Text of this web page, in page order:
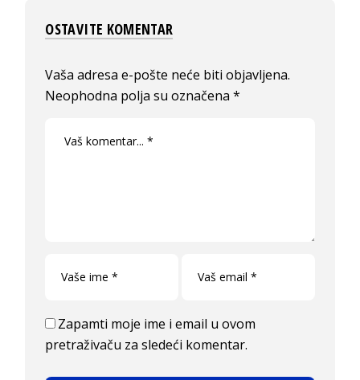
OSTAVITE KOMENTAR
Vaša adresa e-pošte neće biti objavljena.
Neophodna polja su označena*
Zapamti moje ime i email u ovom
pretraživaču za sledeći komentar.